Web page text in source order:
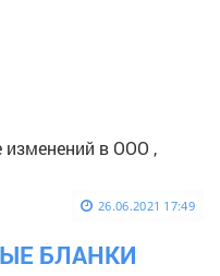
изменений в ООО ,
26.06.2021 17:49
БЛАНКИ